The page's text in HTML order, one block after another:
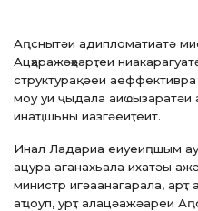
Аԥснытәи адипломатиатә
Ацҳаражәҳәарҭеи
структурақәеи
моу уи ҷыдала
инаҵшьны иазгәеиҭеит.
Инал Ладариа еиуеиԥшым
ацура аганахьала ихатәы
министр игәаанагарала, арҭ
аҵоуп, урҭ алацәажәареи